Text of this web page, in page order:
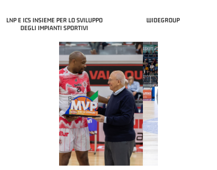
LNP E ICS INSIEME PER LO SVILUPPO
DEGLI IMPIANTI SPORTIVI
WIDEGROUP